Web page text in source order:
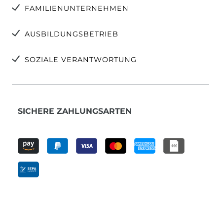
FAMILIENUNTERNEHMEN
AUSBILDUNGSBETRIEB
SOZIALE VERANTWORTUNG
SICHERE ZAHLUNGSARTEN